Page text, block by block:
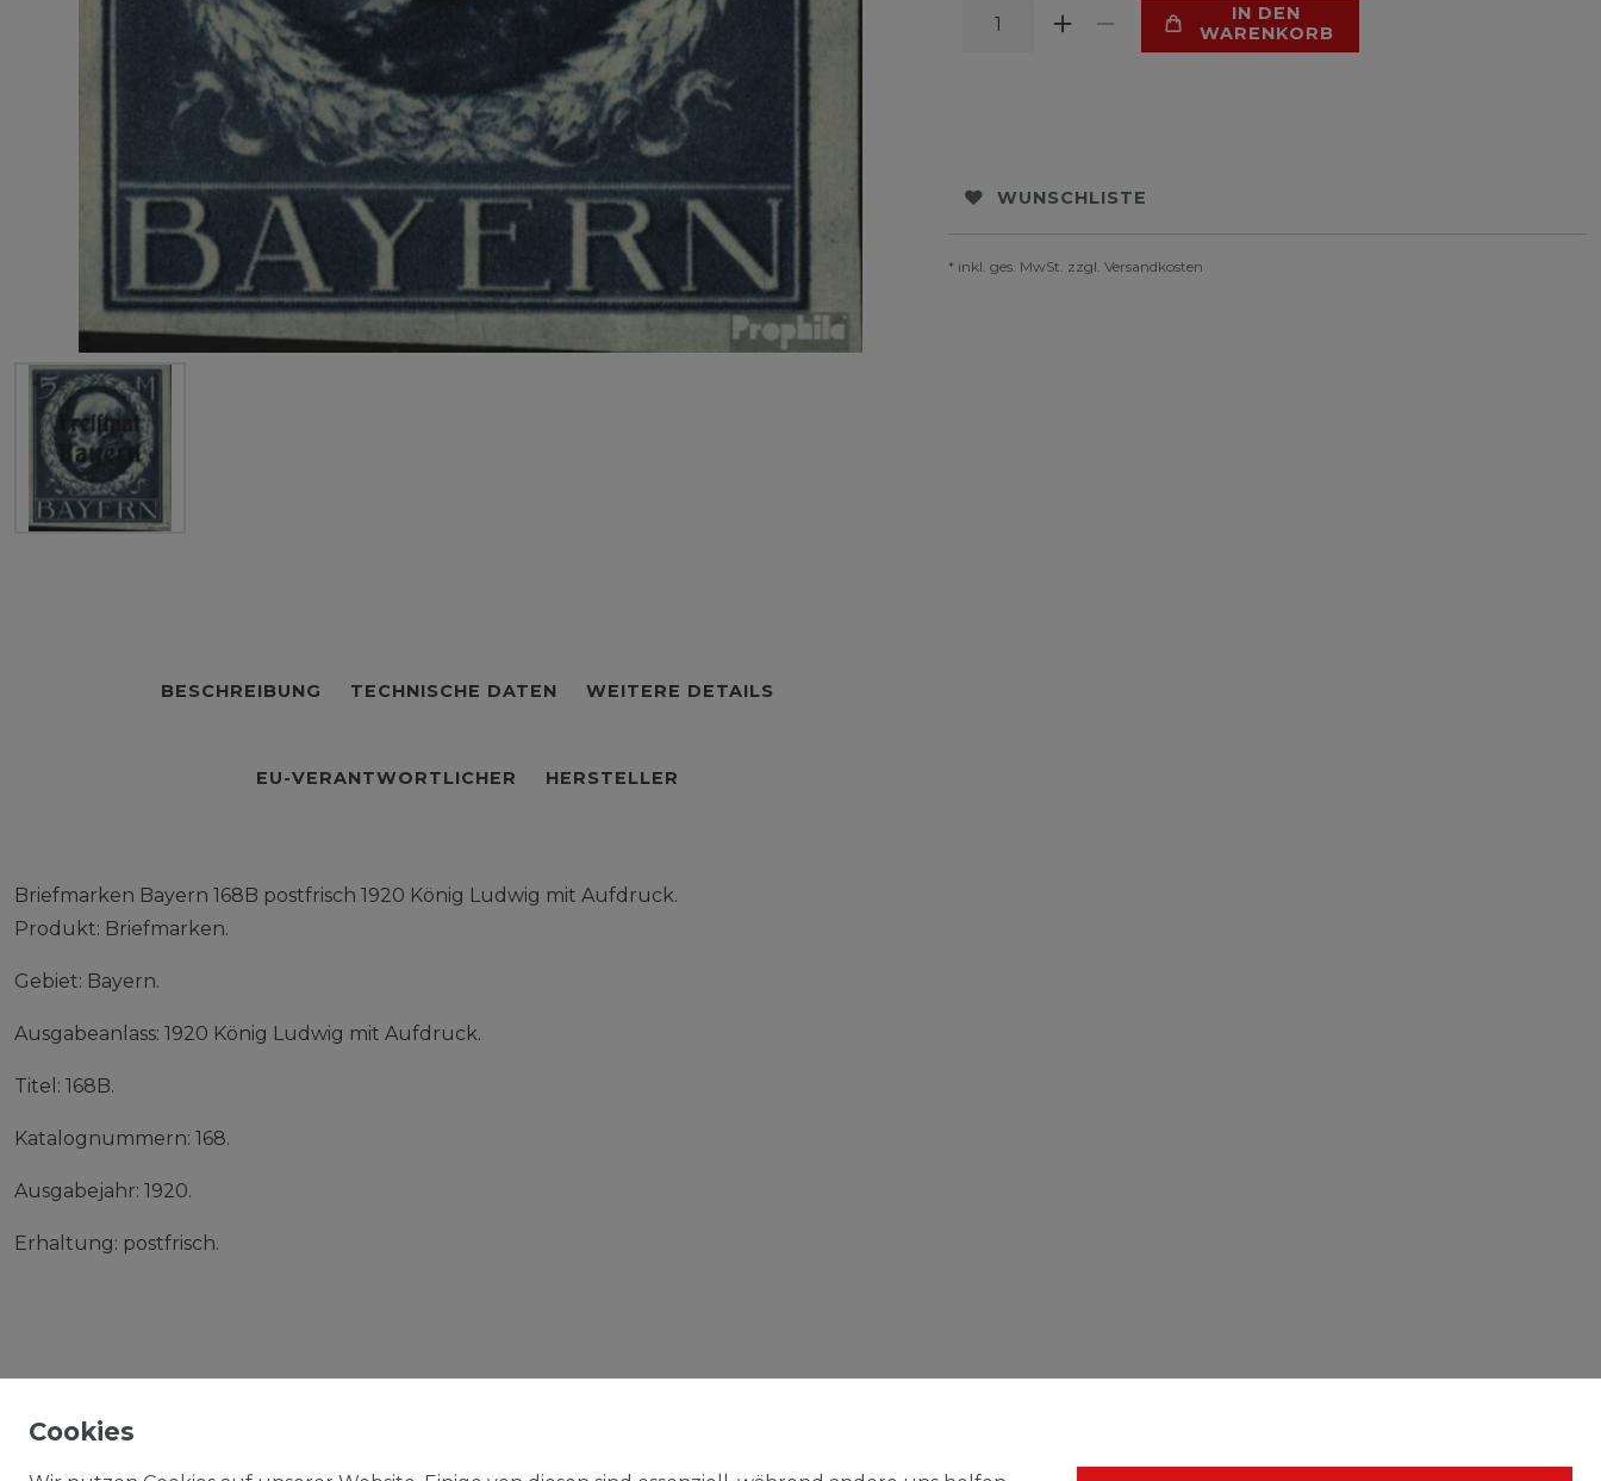
IN DEN
WARENKORB
WUNSCHLISTE
* inkl. ges. MwSt. zzgl. Versandkosten
BESCHREIBUNG TECHNISCHE DATEN WEITERE DETAILS
EU-VERANTWORTLICHER HERSTELLER
Briefmarken Bayern 168B postfrisch 1920 König Ludwig mit Aufdruck.
Produkt: Briefmarken.
Gebiet: Bayern.
Ausgabeanlass: 1920 König Ludwig mit Aufdruck.
Titel: 168B.
Katalognummern: 168.
Ausgabejahr: 1920.
Erhaltung: postfrisch.
Cookies